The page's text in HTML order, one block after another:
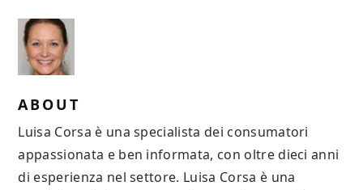
ABOUT
Luisa Corsa è una specialista dei consumatori
appassionata e ben informata, con oltre dieci anni
di esperienza nel settore. Luisa Corsa è una